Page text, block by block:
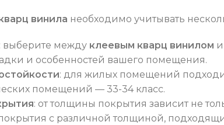
винила необходимо учитывать
: выберите между клеевым кварц винилом и
и особенностей вашего помещения.
: для жилых помещений
помещений — 33-34 класс.
: от толщины покрытия зависит не
с различной толщиной,